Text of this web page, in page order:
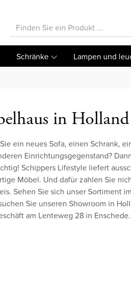
Schränke Lampen und
in Holland
ein neues Sofa, einen Schrank,
Einrichtungsgegenstand?
Schippers Lifestyle liefert
Möbel. Und dafür zahlen Sie
Sehen Sie sich unser Sortiment
Sie unseren Showroom in
am Lenteweg 28 in Enschede.